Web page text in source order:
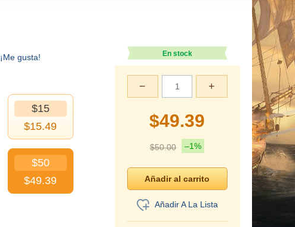
¡Me gusta!
$15
$15.49
$50
$49.39
En stock
+
−
$49.39
$50.00 –1%
Añadir A La Lista